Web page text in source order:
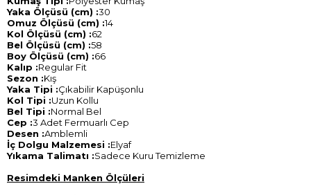
Yaka Ölçüsü (cm) :30
Omuz Ölçüsü (cm) :14
Kol Ölçüsü (cm) :62
Bel Ölçüsü (cm) :58
Boy Ölçüsü (cm) :66
Kalıp :Regular Fit
Sezon :Kış
Yaka Tipi :Çıkabilir Kapüşonlu
Kol Tipi :Uzun Kollu
Bel Tipi :Normal Bel
Cep :3 Adet Fermuarlı Cep
Desen :Amblemli
İç Dolgu Malzemesi :Elyaf
Yıkama Talimatı :Sadece Kuru Temizleme
Resimdeki Manken Ölçüleri